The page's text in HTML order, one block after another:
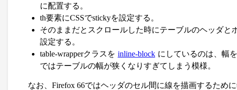
に配置する。
th要素にCSSでstickyを設定する。
そのままだとスクロールした時にテーブルのヘッダ
設定する。
table-wrapperクラスを inline-block にしているのは、幅
ではテーブルの幅が狭くなりすぎてしまう模様。
なお、Firefox 66ではヘッダのセル間に線を描画するため